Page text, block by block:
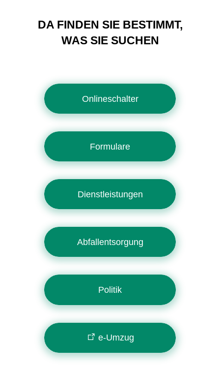
DA FINDEN SIE BESTIMMT,
WAS SIE SUCHEN
Onlineschalter
Formulare
Dienstleistungen
Abfallentsorgung
Politik
e-Umzug